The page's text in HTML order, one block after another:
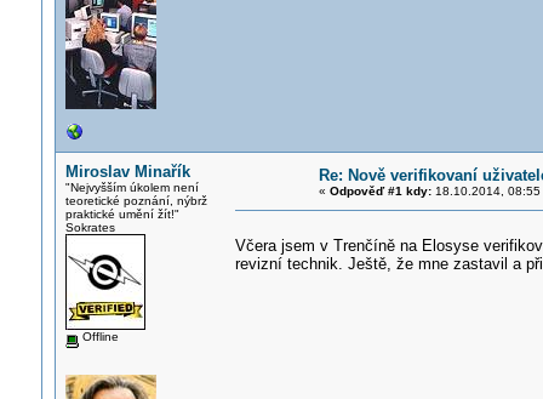
Miroslav Minařík
"Nejvyšším úkolem není
teoretické poznání, nýbrž
praktické umění žít!"
Sokrates
Offline
Re: Nově verifikovaní
« Odpověď #1 kdy:18.10.2014, 08:55
Včera jsem v Trenčíně na Elosyse
revizní technik. Ještě, že mne zastavil a